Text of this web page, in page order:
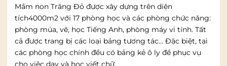
Mầm non Trăng Đỏ được xây dựng trên diện
tích4000m2 với 17 phòng học và các phòng chức năng:
phòng múa, vẽ, học Tiếng Anh, phòng máy vi tính. Tất
cả được trang bị các loại bảng tương tác… Đặc biệt, tại
các phòng học chính đều có bảng kẻ ô ly để phục vụ
cho việc dạy và học viết chữ